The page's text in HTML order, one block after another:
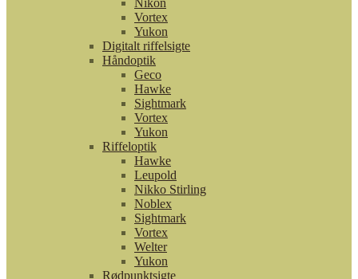
Nikon
Vortex
Yukon
Digitalt riffelsigte
Håndoptik
Geco
Hawke
Sightmark
Vortex
Yukon
Riffeloptik
Hawke
Leupold
Nikko Stirling
Noblex
Sightmark
Vortex
Welter
Yukon
Rødpunktsigte